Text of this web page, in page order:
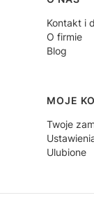
Kontakt i
O firmie
Blog
MOJE
Twoje
Ulubione